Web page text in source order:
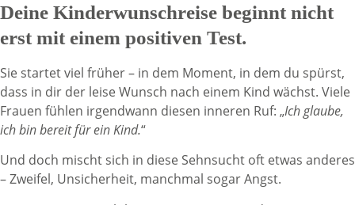
Deine Kinderwunschreise beginnt nicht
erst mit einem positiven Test.
Sie startet viel früher – in dem Moment, in dem du spürst,
dass in dir der leise Wunsch nach einem Kind wächst. Viele
Frauen fühlen irgendwann diesen inneren Ruf: „Ich glaube,
ich bin bereit für ein Kind.“
Und doch mischt sich in diese Sehnsucht oft etwas anderes
– Zweifel, Unsicherheit, manchmal sogar Angst.